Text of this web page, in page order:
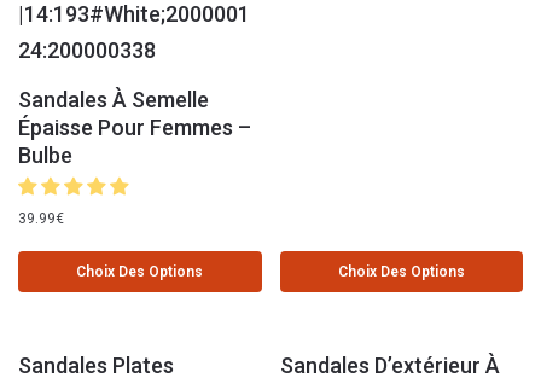
Sandales À Semelle
Épaisse Pour Femmes –
Bulbe
39.99€
Choix Des Options Choix Des Options
Sandales Plates Sandales D’extérieur À